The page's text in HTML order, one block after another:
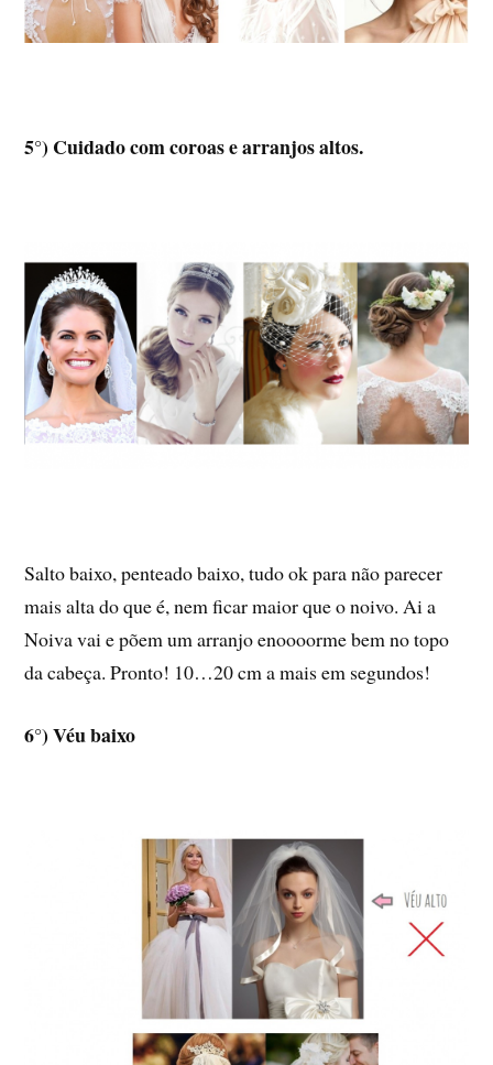
5°) Cuidado com coroas e arranjos altos.
Salto baixo, penteado baixo, tudo ok para não parecer
mais alta do que é, nem ficar maior que o noivo. Ai a
Noiva vai e põem um arranjo enoooorme bem no topo
da cabeça. Pronto! 10…20 cm a mais em segundos!
6°) Véu baixo